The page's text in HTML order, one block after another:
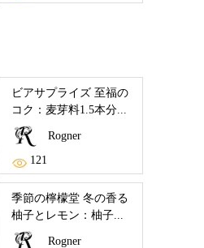
ビアサプライズ 至福の
コク：麦芽料1.5本分...
Rogner
121
季節の檸檬堂 冬の香る
柚子とレモン：柚子...
Rogner